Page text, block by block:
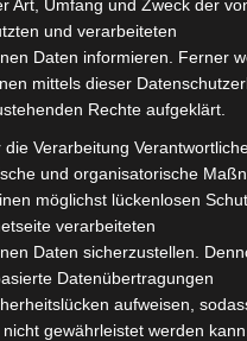
trifft Weingenuss:
Mehring zeigt ihre
Wein-Depot
Zweite Turbobaustelle
Hannover-West und
nach
zurück
Art, Umfang und Zweck der
und verarbeiteten
Daten informieren. Ferner
mittels dieser
Rechte aufgeklärt.
Verarbeitung
und organisatorische
möglichst lückenlosen
verarbeiteten
Daten sicherzustellen.
Datenübertragungen
aufweisen,
gewährleistet werden